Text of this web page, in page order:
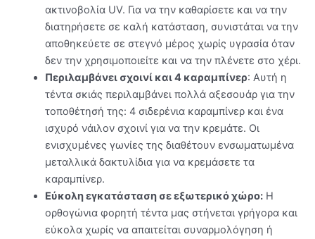
ακτινοβολία UV. Για να την καθαρίσετε και να την
διατηρήσετε σε καλή κατάσταση, συνιστάται να την
αποθηκεύετε σε στεγνό μέρος χωρίς υγρασία όταν
δεν την χρησιμοποιείτε και να την πλένετε στο χέρι.
Περιλαμβάνει σχοινί και 4 καραμπίνερ: Αυτή η
τέντα σκιάς περιλαμβάνει πολλά αξεσουάρ για την
τοποθέτησή της: 4 σιδερένια καραμπίνερ και ένα
ισχυρό νάιλον σχοινί για να την κρεμάτε. Οι
ενισχυμένες γωνίες της διαθέτουν ενσωματωμένα
μεταλλικά δακτυλίδια για να κρεμάσετε τα
καραμπίνερ.
Εύκολη εγκατάσταση σε εξωτερικό χώρο:Η
ορθογώνια φορητή τέντα μας στήνεται γρήγορα και
εύκολα χωρίς να απαιτείται συναρμολόγηση ή